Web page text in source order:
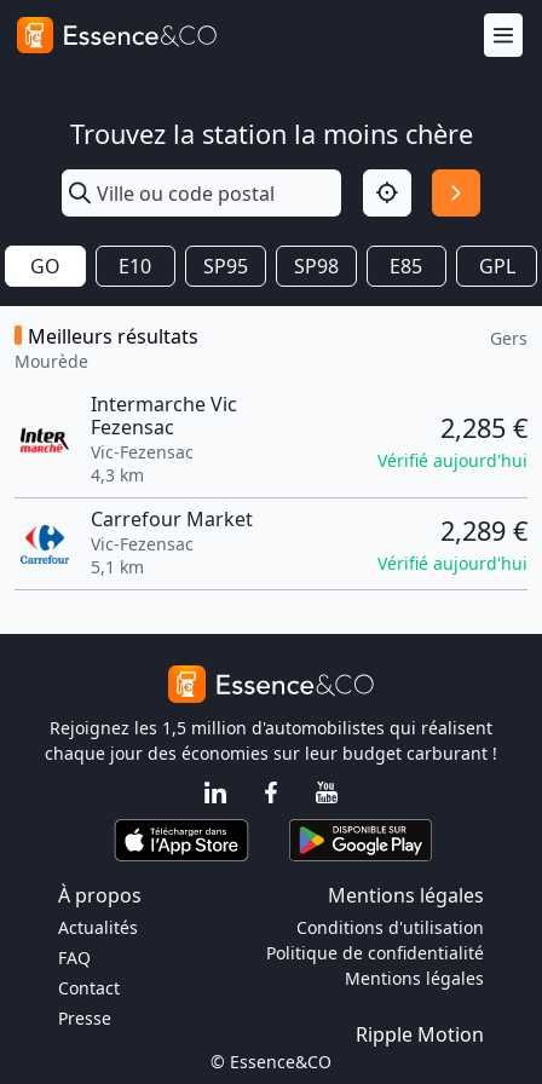
Trouvez la station la moins chère
GO E10 SP95 SP98 E85 GPL
Meilleurs résultats
Mourède
Gers
Intermarche Vic
Fezensac
Vic-Fezensac
4,3 km
2,285 €
Vérifié aujourd'hui
Carrefour Market
Vic-Fezensac
5,1 km
2,289 €
Vérifié aujourd'hui
Rejoignez les 1,5 million d'automobilistes qui réalisent
chaque jour des économies sur leur budget carburant !
À propos Mentions légales
Actualités
FAQ
Contact
Presse
Conditions d'utilisation
Politique de confidentialité
Mentions légales
Ripple Motion
© Essence&CO